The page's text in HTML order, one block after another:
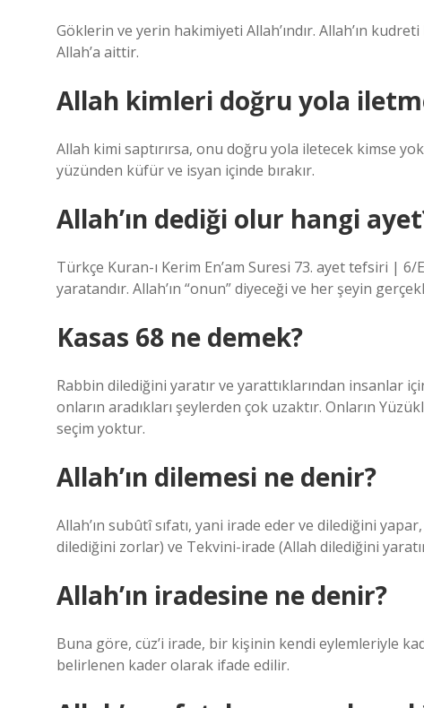
Göklerin ve yerin hakimiyeti Allah’ındır. Allah’ın
Allah’a aittir.
Allah kimleri doğru yola
Allah kimi saptırırsa, onu doğru yola iletecek kimse
yüzünden küfür ve isyan içinde bırakır.
Allah’ın dediği olur hangi
Türkçe Kuran-ı Kerim En’am Suresi 73. ayet tefsiri |
yaratandır. Allah’ın “onun” diyeceği ve her şeyin
Kasas 68 ne demek?
Rabbin dilediğini yaratır ve yarattıklarından insanlar
onların aradıkları şeylerden çok uzaktır. Onların
seçim yoktur.
Allah’ın dilemesi ne denir?
Allah’ın subûtî sıfatı, yani irade eder ve dilediğini
dilediğini zorlar) ve Tekvini-irade (Allah dilediğini
Allah’ın iradesine ne denir?
Buna göre, cüz’i irade, bir kişinin kendi eylemleriyle
belirlenen kader olarak ifade edilir.